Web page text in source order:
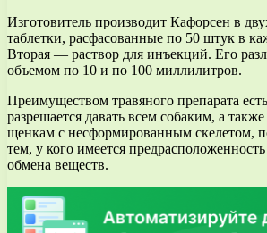
Изготовитель производит Кафорсен в
таблетки, расфасованные по 50 штук в
Вторая — раствор для инъекций. Его
объемом по 10 и по 100 миллилитров.
Преимуществом травяного препарата
разрешается давать всем собаким, а
щенкам с несформированным скелетом,
тем, у кого имеется
обмена веществ.